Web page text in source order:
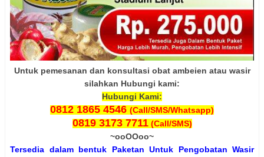
Untuk pemesanan dan konsultasi obat ambeien atau wasir
silahkan Hubungi kami:
Hubungi Kami:
0812 1865 4546 (Call/SMS/Whatsapp)
0819 3173 7711(Call/SMS)
~ooOOoo~
Tersedia dalam bentuk Paketan Untuk Pengobatan Wasir